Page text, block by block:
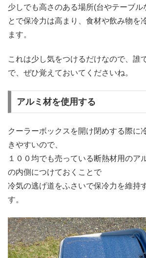
少しでも高さのある場所(台やテーブル
とで保冷力は高まり、食材や飲み物を
ます。
これは少し気をつけるだけなので、誰
で、ぜひ覚えておいてくださいね。
アルミ材を使用する
クーラーボックスを開け閉めする際に
きやすいので、
１００均でも売っている断熱材用のア
の内側につけておくことで
冷気の逃げ道をふさいで保冷力を維持
す。